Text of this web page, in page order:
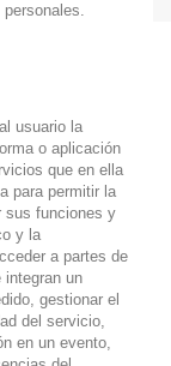
usuario la
o aplicación
que en ella
para permitir la
sus funciones y
y la
a partes de
integran un
gestionar el
del servicio,
en un evento,